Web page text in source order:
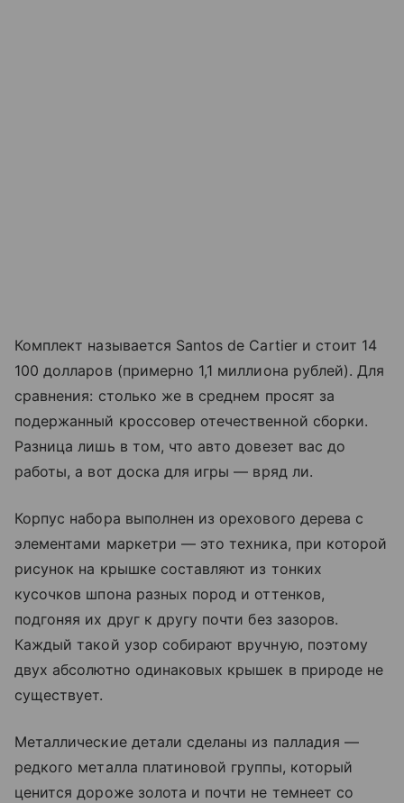
Комплект называется Santos de Cartier и стоит 14
100 долларов (примерно 1,1 миллиона рублей). Для
сравнения: столько же в среднем просят за
подержанный кроссовер отечественной сборки.
Разница лишь в том, что авто довезет вас до
работы, а вот доска для игры — вряд ли.
Корпус набора выполнен из орехового дерева с
элементами маркетри — это техника, при которой
рисунок на крышке составляют из тонких
кусочков шпона разных пород и оттенков,
подгоняя их друг к другу почти без зазоров.
Каждый такой узор собирают вручную, поэтому
двух абсолютно одинаковых крышек в природе не
существует.
Металлические детали сделаны из палладия —
редкого металла платиновой группы, который
ценится дороже золота и почти не темнеет со